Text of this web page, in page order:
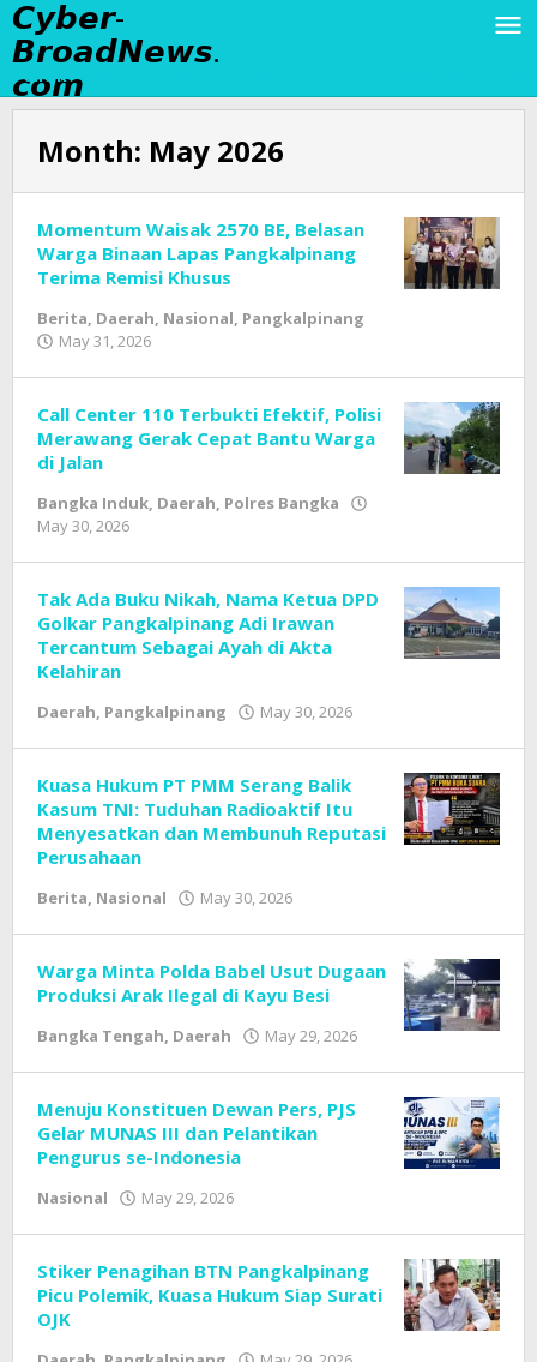
Skip
to
content
𝘾𝙮𝙗𝙚𝙧-
𝘽𝙧𝙤𝙖𝙙𝙉𝙚𝙬𝙨.
𝙘𝙤𝙢
Politik
Month: May 2026
Momentum Waisak 2570 BE, Belasan
Warga Binaan Lapas Pangkalpinang
Terima Remisi Khusus
Berita, Daerah, Nasional, Pangkalpinang
May 31, 2026
Cyber
Broad
Call Center 110 Terbukti Efektif, Polisi
Merawang Gerak Cepat Bantu Warga
di Jalan
Bangka Induk, Daerah, Polres Bangka
May 30, 2026
Cyber
Broad
News
Tak Ada Buku Nikah, Nama Ketua DPD
Golkar Pangkalpinang Adi Irawan
Tercantum Sebagai Ayah di Akta
Kelahiran
Daerah, Pangkalpinang May 30, 2026
Cyber
Broad
News
Kuasa Hukum PT PMM Serang Balik
Kasum TNI: Tuduhan Radioaktif Itu
Menyesatkan dan Membunuh Reputasi
Perusahaan
Berita, Nasional May 30, 2026
Cyber
Broad
Warga Minta Polda Babel Usut Dugaan
Produksi Arak Ilegal di Kayu Besi
Bangka Tengah, Daerah May 29, 2026
Cyber
Broad
News
Menuju Konstituen Dewan Pers, PJS
Gelar MUNAS III dan Pelantikan
Pengurus se-Indonesia
Nasional May 29, 2026
Cyber
Broad
Stiker Penagihan BTN Pangkalpinang
Picu Polemik, Kuasa Hukum Siap Surati
OJK